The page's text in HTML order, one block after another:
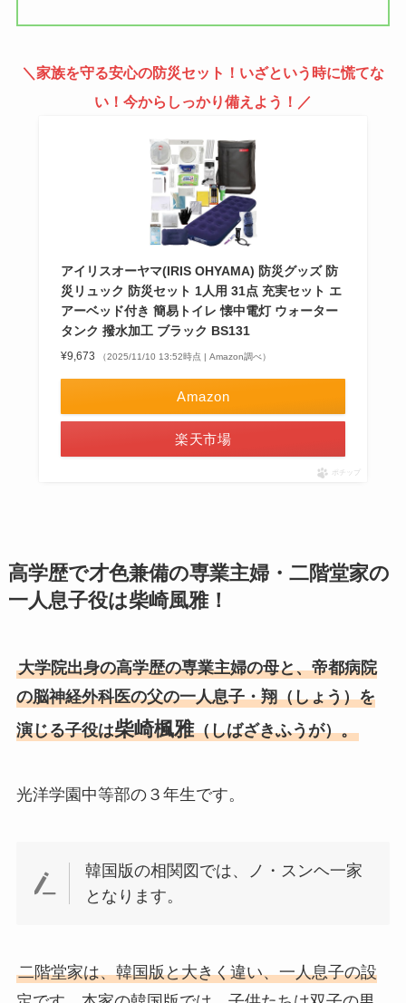
＼家族を守る安心の防災セット！いざという時に慌てな
い！今からしっかり備えよう！ ／
アイリスオーヤマ(IRIS OHYAMA) 防災グッズ 防
災リュック 防災セット 1人用 31点 充実セット エ
アーベッド付き 簡易トイレ 懐中電灯 ウォーター
タンク 撥水加工 ブラック BS131
¥9,673 （2025/11/10 13:52時点 | Amazon調べ）
Amazon
楽天市場
ポチップ
高学歴で才色兼備の専業主婦・二階堂家の
一人息子役は柴崎風雅！
大学院出身の高学歴の専業主婦の母と、帝都病院
の脳神経外科医の父の一人息子・翔（しょう）を
演じる子役は柴崎楓雅（しばざきふうが）。
光洋学園中等部の３年生です。
韓国版の相関図では、ノ・スンヘ一家
となります。
二階堂家は、韓国版と大きく違い、一人息子の設